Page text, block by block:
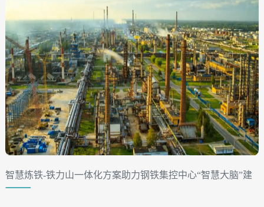
智慧炼铁-铁力山一体化方案助力钢铁集控中心“智慧大脑”建